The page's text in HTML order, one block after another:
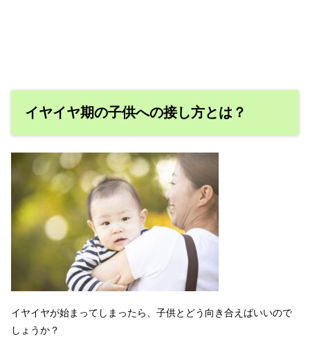
イヤイヤ期の子供への接し方とは？
イヤイヤが始まってしまったら、子供とどう向き合えばいいので
しょうか？